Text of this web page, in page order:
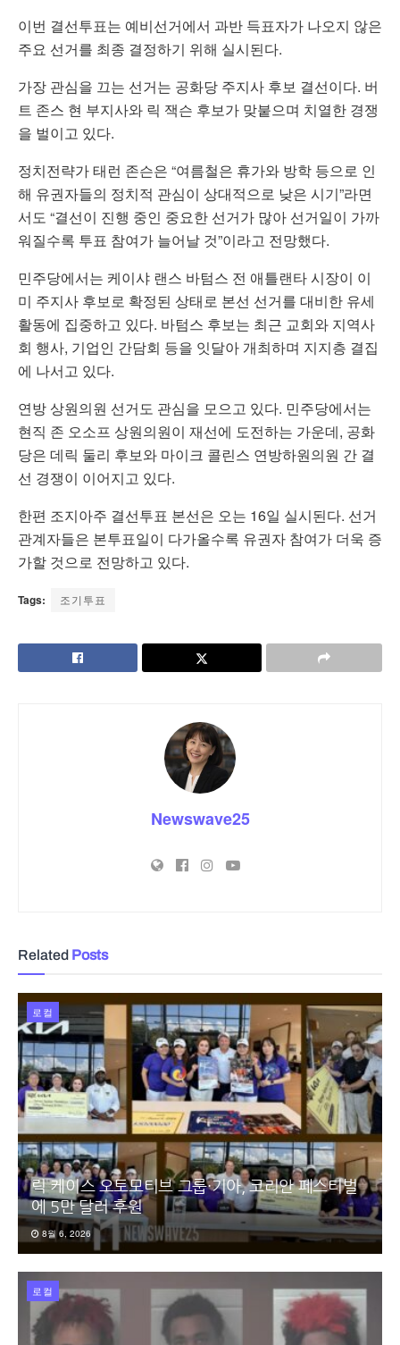
이번 결선투표는 예비선거에서 과반 득표자가 나오지 않은
주요 선거를 최종 결정하기 위해 실시된다.
가장 관심을 끄는 선거는 공화당 주지사 후보 결선이다. 버
트 존스 현 부지사와 릭 잭슨 후보가 맞붙으며 치열한 경쟁
을 벌이고 있다.
정치전략가 태런 존슨은 “여름철은 휴가와 방학 등으로 인
해 유권자들의 정치적 관심이 상대적으로 낮은 시기”라면
서도 “결선이 진행 중인 중요한 선거가 많아 선거일이 가까
워질수록 투표 참여가 늘어날 것”이라고 전망했다.
민주당에서는 케이샤 랜스 바텀스 전 애틀랜타 시장이 이
미 주지사 후보로 확정된 상태로 본선 선거를 대비한 유세
활동에 집중하고 있다. 바텀스 후보는 최근 교회와 지역사
회 행사, 기업인 간담회 등을 잇달아 개최하며 지지층 결집
에 나서고 있다.
연방 상원의원 선거도 관심을 모으고 있다. 민주당에서는
현직 존 오소프 상원의원이 재선에 도전하는 가운데, 공화
당은 데릭 둘리 후보와 마이크 콜린스 연방하원의원 간 결
선 경쟁이 이어지고 있다.
한편 조지아주 결선투표 본선은 오는 16일 실시된다. 선거
관계자들은 본투표일이 다가올수록 유권자 참여가 더욱 증
가할 것으로 전망하고 있다.
Tags: 조기투표
Newswave25
Related Posts
로컬
릭 케이스 오토모티브 그룹·기아, 코리안 페스티벌
에 5만 달러 후원
8월 6, 2026
로컬